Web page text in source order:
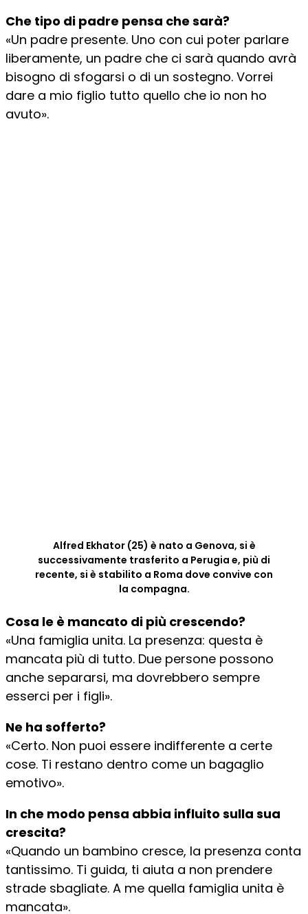
Che tipo di padre pensa che sarà?
«Un padre presente. Uno con cui poter parlare
liberamente, un padre che ci sarà quando avrà
bisogno di sfogarsi o di un sostegno. Vorrei
dare a mio figlio tutto quello che io non ho
avuto».
Alfred Ekhator (25) è nato a Genova, si è
successivamente trasferito a Perugia e, più di
recente, si è stabilito a Roma dove convive con
la compagna.
Cosa le è mancato di più crescendo?
«Una famiglia unita. La presenza: questa è
mancata più di tutto. Due persone possono
anche separarsi, ma dovrebbero sempre
esserci per i figli».
Ne ha sofferto?
«Certo. Non puoi essere indifferente a certe
cose. Ti restano dentro come un bagaglio
emotivo».
In che modo pensa abbia influito sulla sua
crescita?
«Quando un bambino cresce, la presenza conta
tantissimo. Ti guida, ti aiuta a non prendere
strade sbagliate. A me quella famiglia unita è
mancata».